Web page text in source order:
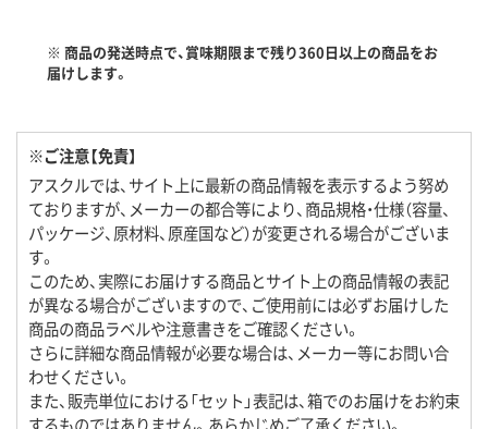
※ 商品の発送時点で、賞味期限まで残り360日以上の商品をお
届けします。
※ご注意【免責】
アスクルでは、サイト上に最新の商品情報を表示するよう努め
ておりますが、メーカーの都合等により、商品規格・仕様（容量、
パッケージ、原材料、原産国など）が変更される場合がございま
す。
このため、実際にお届けする商品とサイト上の商品情報の表記
が異なる場合がございますので、ご使用前には必ずお届けした
商品の商品ラベルや注意書きをご確認ください。
さらに詳細な商品情報が必要な場合は、メーカー等にお問い合
わせください。
また、販売単位における「セット」表記は、箱でのお届けをお約束
するものではありません。あらかじめご了承ください。